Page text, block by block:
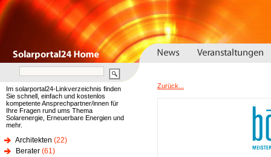
Im solarportal24-Linkverzeichnis finden
Sie schnell, einfach und kostenlos
kompetente Ansprechpartner/innen für
Ihre Fragen rund ums Thema
Solarenergie, Erneuerbare Energien und
mehr.
Architekten (22)
Berater (61)
Zurück...